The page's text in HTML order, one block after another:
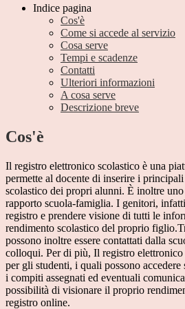
Indice pagina
Cos'è
Come si accede al servizio
Cosa serve
Tempi e scadenze
Contatti
Ulteriori informazioni
A cosa serve
Descrizione breve
Cos'è
Il registro elettronico scolastico è una
permette al docente di inserire i
scolastico dei propri alunni. È inoltre
rapporto scuola-famiglia. I genitori,
registro e prendere visione di tutti le
rendimento scolastico del proprio
possono inoltre essere contattati dalla
colloqui. Per di più, Il registro
per gli studenti, i quali possono
i compiti assegnati ed eventuali
possibilità di visionare il proprio
registro online.